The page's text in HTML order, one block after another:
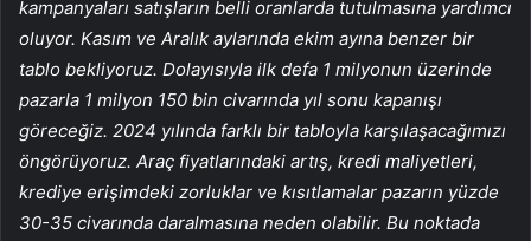
kampanyaları satışların belli oranlarda tutulmasına yardımcı
oluyor. Kasım ve Aralık aylarında ekim ayına benzer bir
tablo bekliyoruz. Dolayısıyla ilk defa 1 milyonun üzerinde
pazarla 1 milyon 150 bin civarında yıl sonu kapanışı
göreceğiz. 2024 yılında farklı bir tabloyla karşılaşacağımızı
öngörüyoruz. Araç fiyatlarındaki artış, kredi maliyetleri,
krediye erişimdeki zorluklar ve kısıtlamalar pazarın yüzde
30-35 civarında daralmasına neden olabilir. Bu noktada